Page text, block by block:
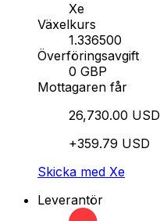
Xe
Växelkurs
1.336500
Överföringsavgift
0 GBP
Mottagaren får
26,730.00 USD
+359.79 USD
Skicka med Xe
Leverantör